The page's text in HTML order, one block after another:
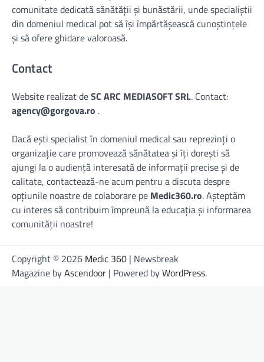
comunitate dedicată sănătății și bunăstării, unde specialiștii
din domeniul medical pot să își împărtășească cunoștințele
și să ofere ghidare valoroasă.
Contact
Website realizat deSC ARC MEDIASOFT SRL. Contact:
agency@gorgova.ro .
Dacă ești specialist în domeniul medical sau reprezinți o
organizație care promovează sănătatea și îți dorești să
ajungi la o audiență interesată de informații precise și de
calitate, contactează-ne acum pentru a discuta despre
opțiunile noastre de colaborare pe Medic360.ro. Așteptăm
cu interes să contribuim împreună la educația și informarea
comunității noastre!
Copyright © 2026 Medic 360 | Newsbreak
Magazine byAscendoor | Powered byWordPress.